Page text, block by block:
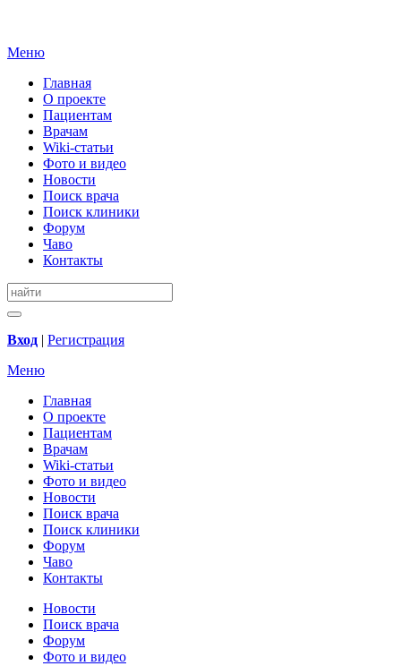
Меню
Главная
О проекте
Пациентам
Врачам
Wiki-статьи
Фото и видео
Новости
Поиск врача
Поиск клиники
Форум
Чаво
Контакты
Вход | Регистрация
Меню
Главная
О проекте
Пациентам
Врачам
Wiki-статьи
Фото и видео
Новости
Поиск врача
Поиск клиники
Форум
Чаво
Контакты
Новости
Поиск врача
Форум
Фото и видео